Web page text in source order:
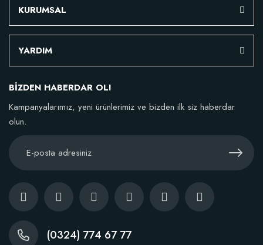
KURUMSAL
YARDIM
BİZDEN HABERDAR OL!
Kampanyalarımız, yeni ürünlerimiz ve bizden ilk siz haberdar
olun.
(0324) 774 67 77